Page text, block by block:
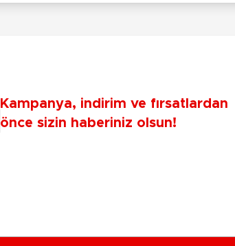
Kampanya, indirim ve fırsatlardan
önce sizin haberiniz olsun!